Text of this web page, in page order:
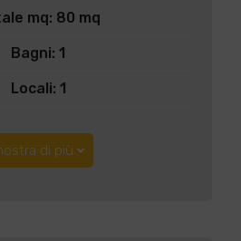
mq: 80 mq
Bagni: 1
Locali: 1
di più